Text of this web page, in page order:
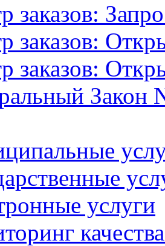
заказов:
заказов:
заказов:
Закон
услуги